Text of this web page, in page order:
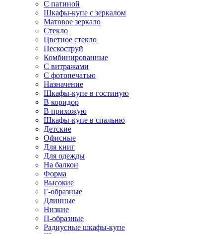
С патиной
Шкафы-купе с зеркалом
Матовое зеркало
Стекло
Цветное стекло
Пескоструй
Комбинированные
С витражами
С фотопечатью
Назначение
Шкафы-купе в гостиную
В коридор
В прихожую
Шкафы-купе в спальню
Детские
Офисные
Для книг
Для одежды
На балкон
Форма
Высокие
Г-образные
Длинные
Низкие
П-образные
Радиусные шкафы-купе